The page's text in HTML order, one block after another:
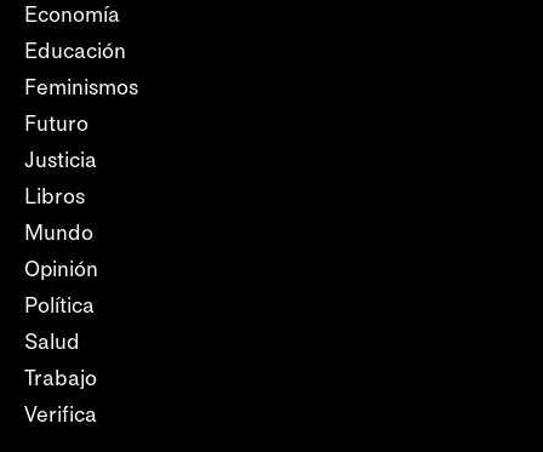
Economía
Educación
Feminismos
Futuro
Justicia
Libros
Mundo
Opinión
Política
Salud
Trabajo
Verifica